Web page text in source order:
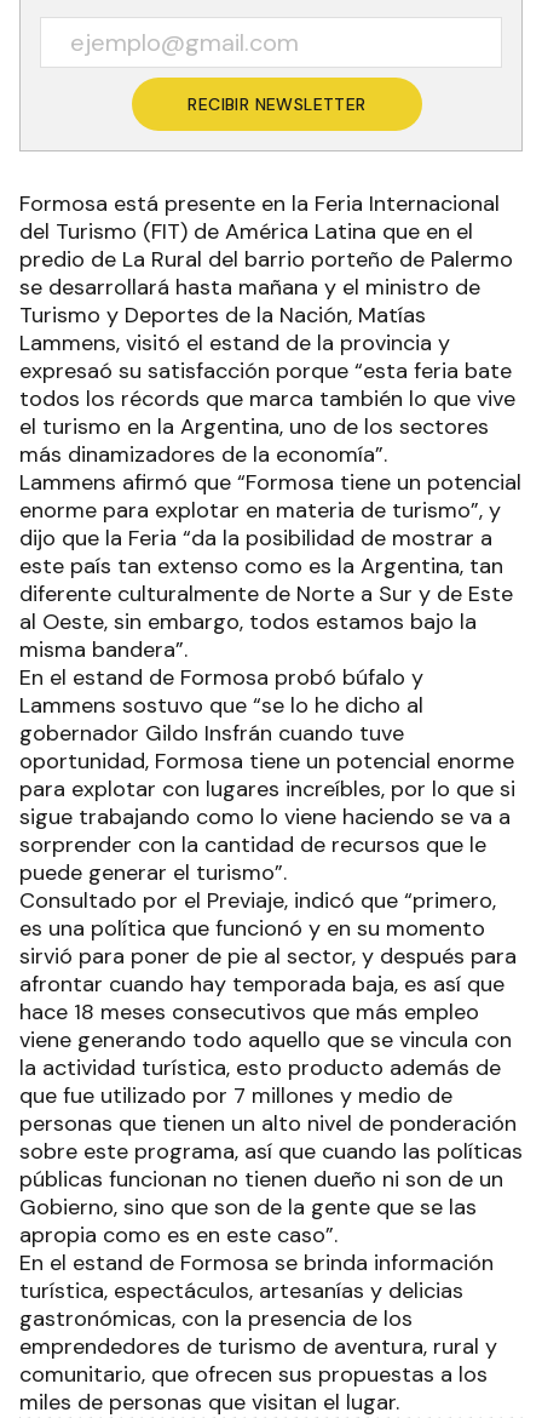
RECIBIR NEWSLETTER
Formosa está presente en la Feria Internacional
del Turismo (FIT) de América Latina que en el
predio de La Rural del barrio porteño de Palermo
se desarrollará hasta mañana y el ministro de
Turismo y Deportes de la Nación, Matías
Lammens, visitó el estand de la provincia y
expresaó su satisfacción porque “esta feria bate
todos los récords que marca también lo que vive
el turismo en la Argentina, uno de los sectores
más dinamizadores de la economía”.
Lammens afirmó que “Formosa tiene un potencial
enorme para explotar en materia de turismo”, y
dijo que la Feria “da la posibilidad de mostrar a
este país tan extenso como es la Argentina, tan
diferente culturalmente de Norte a Sur y de Este
al Oeste, sin embargo, todos estamos bajo la
misma bandera”.
En el estand de Formosa probó búfalo y
Lammens sostuvo que “se lo he dicho al
gobernador Gildo Insfrán cuando tuve
oportunidad, Formosa tiene un potencial enorme
para explotar con lugares increíbles, por lo que si
sigue trabajando como lo viene haciendo se va a
sorprender con la cantidad de recursos que le
puede generar el turismo”.
Consultado por el Previaje, indicó que “primero,
es una política que funcionó y en su momento
sirvió para poner de pie al sector, y después para
afrontar cuando hay temporada baja, es así que
hace 18 meses consecutivos que más empleo
viene generando todo aquello que se vincula con
la actividad turística, esto producto además de
que fue utilizado por 7 millones y medio de
personas que tienen un alto nivel de ponderación
sobre este programa, así que cuando las políticas
públicas funcionan no tienen dueño ni son de un
Gobierno, sino que son de la gente que se las
apropia como es en este caso”.
En el estand de Formosa se brinda información
turística, espectáculos, artesanías y delicias
gastronómicas, con la presencia de los
emprendedores de turismo de aventura, rural y
comunitario, que ofrecen sus propuestas a los
miles de personas que visitan el lugar.